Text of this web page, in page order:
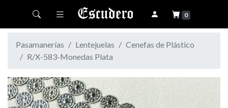
Toggle navigation 0
Pasamanerías Lentejuelas
Cenefas de Plástico
R/X-583-Monedas Plata